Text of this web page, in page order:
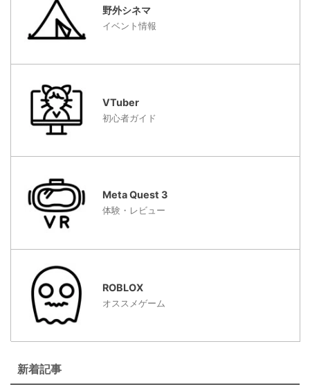
野外シネマ
イベント情報
VTuber
初心者ガイド
Meta Quest 3
体験・レビュー
ROBLOX
オススメゲーム
新着記事